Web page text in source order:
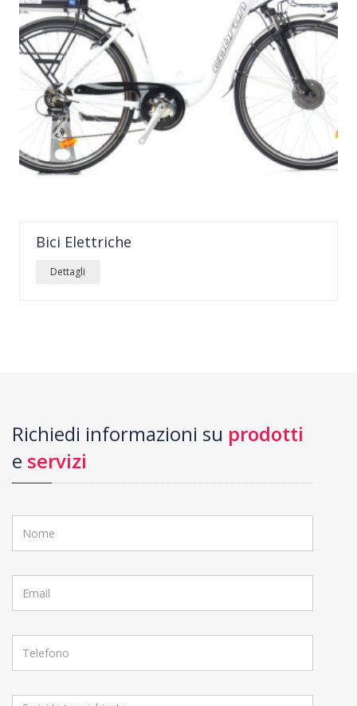
dettagli
Bici Elettriche
Dettagli
Richiedi informazioni su prodotti
e servizi